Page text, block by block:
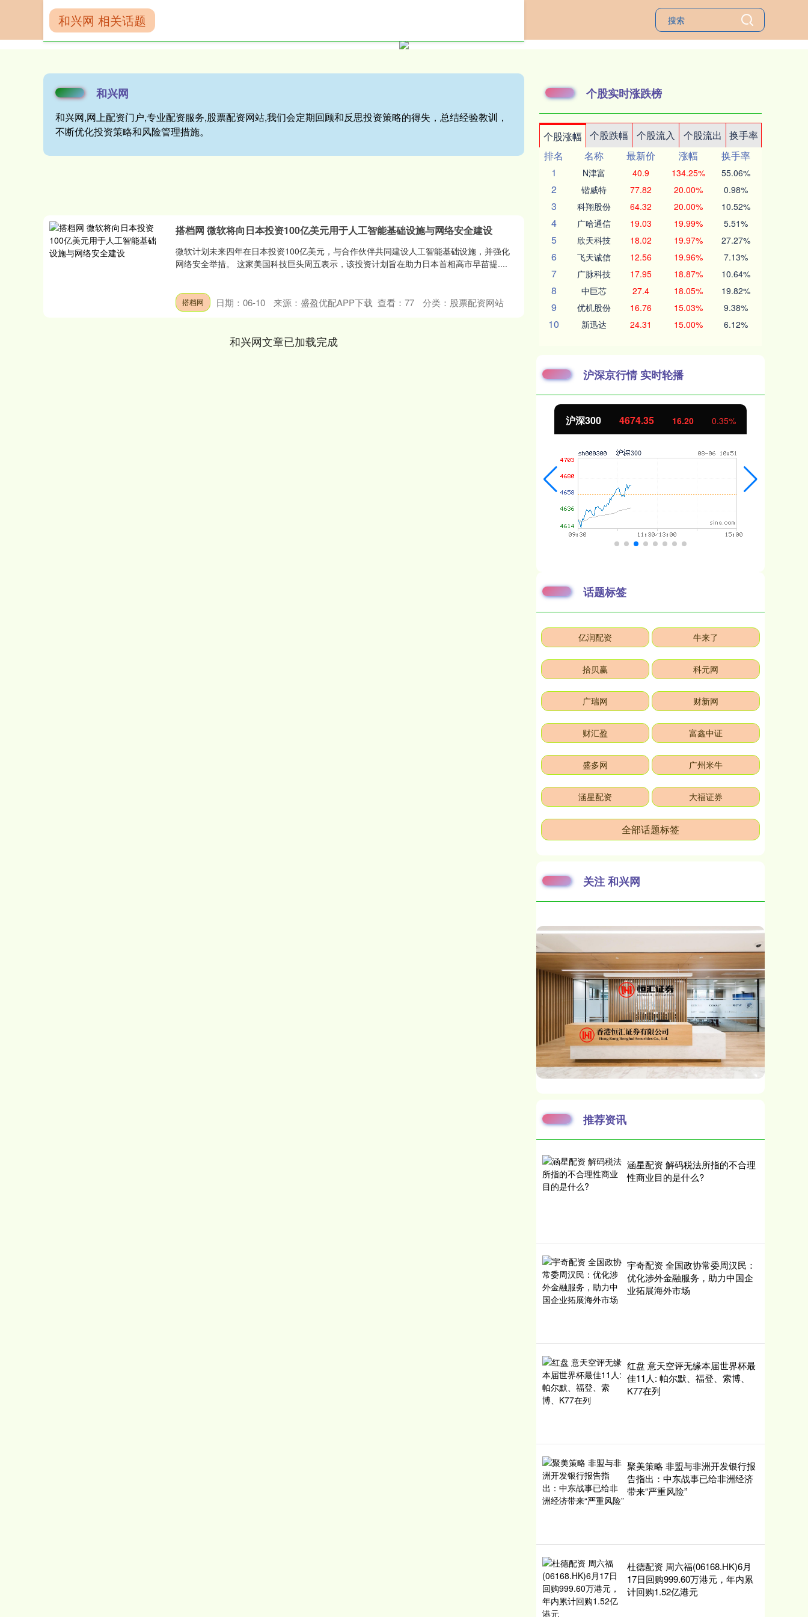
和兴网
和兴网,网上配资门户,专业配资服务,股票配资网站,我们会定期回顾和反思投资策略的得失，总结经验教训，
不断优化投资策略和风险管理措施。
和兴网 相关话题
搭档网 微软将向日本投资100亿美元用于人工智能基础设施与网络安全建设
微软计划未来四年在日本投资100亿美元，与合作伙伴共同建设人工智能基础设施，并强化
网络安全举措。 这家美国科技巨头周五表示，该投资计划旨在助力日本首相高市早苗提....
搭档网 日期：06-10 来源：盛盈优配APP下载 查看：77 分类： 股票配资网站
和兴网文章已加载完成
个股实时涨跌榜
个股涨幅 个股跌幅 个股流入 个股流出
换手率
排名
名称 最新价 涨幅
换手率
1
N津富 40.9 134.25% 55.06%
2 锴威特 77.82 20.00% 0.98%
3 科翔股份 64.32 20.00% 10.52%
4 广哈通信 19.03 19.99% 5.51%
5 欣天科技 18.02 19.97% 27.27%
6 飞天诚信 12.56 19.96% 7.13%
7 广脉科技 17.95 18.87% 10.64%
8 中巨芯 27.4 18.05% 19.82%
9 优机股份 16.76 15.03% 9.38%
10 新迅达 24.31 15.00% 6.12%
沪深京行情 实时轮播
沪深300 4674.35 16.20 0.35%
话题标签
亿润配资 牛来了
拾贝赢 科元网
广瑞网 财新网
财汇盈 富鑫中证
盛多网 广州米牛
涵星配资 大福证券
全部话题标签
关注 和兴网
推荐资讯
涵星配资 解码税法所指的不合理
性商业目的是什么?
宇奇配资 全国政协常委周汉民：
优化涉外金融服务，助力中国企
业拓展海外市场
红盘 意天空评无缘本届世界杯最
佳11人: 帕尔默、福登、索博、
K77在列
聚美策略 非盟与非洲开发银行报
告指出：中东战事已给非洲经济
带来“严重风险”
杜德配资 周六福(06168.HK)6月
17日回购999.60万港元，年内累
计回购1.52亿港元